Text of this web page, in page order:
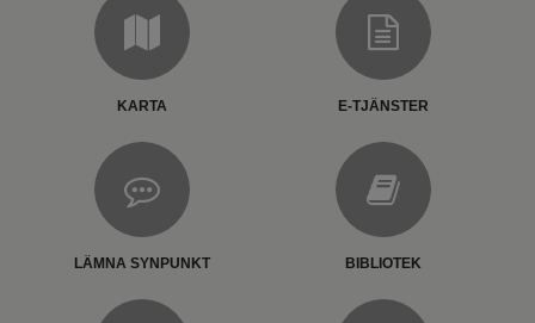
KARTA E-TJÄNSTER
LÄMNA SYNPUNKT BIBLIOTEK